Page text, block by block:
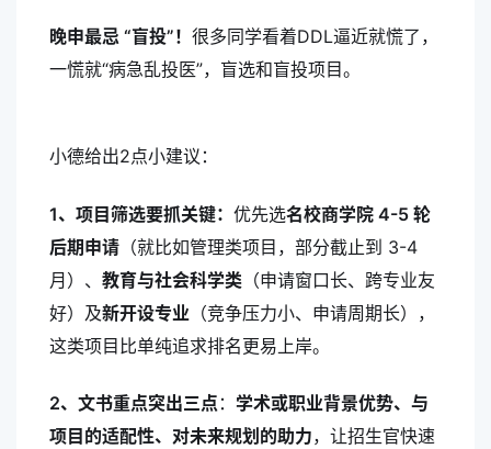
晚申最忌 “盲投”！ 很多同学看着DDL逼近就慌了，
一慌就“病急乱投医”，盲选和盲投项目。
小德给出2点小建议：
1、项目筛选要抓关键： 优先选名校商学院 4-5 轮
后期申请 （就比如管理类项目，部分截止到 3-4
月）、 教育与社会科学类 （申请窗口长、跨专业友
好）及新开设专业 （竞争压力小、申请周期长），
这类项目比单纯追求排名更易上岸。
2、文书重点突出三点 ： 学术或职业背景优势、与
项目的适配性、对未来规划的助力，让招生官快速